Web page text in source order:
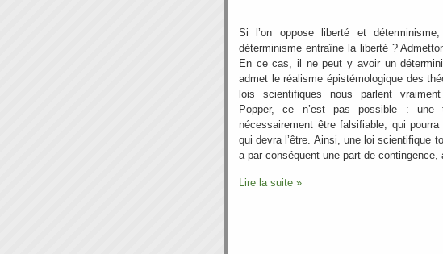
Si l’on oppose liberté et
déterminisme entraîne la liberté ?
En ce cas, il ne peut y avoir un
admet le réalisme épistémologique des
lois scientifiques nous parlent
Popper, ce n’est pas possible : une
nécessairement être falsifiable, qui
qui devra l’être. Ainsi, une loi scientifique
a par conséquent une part de
Lire la suite »